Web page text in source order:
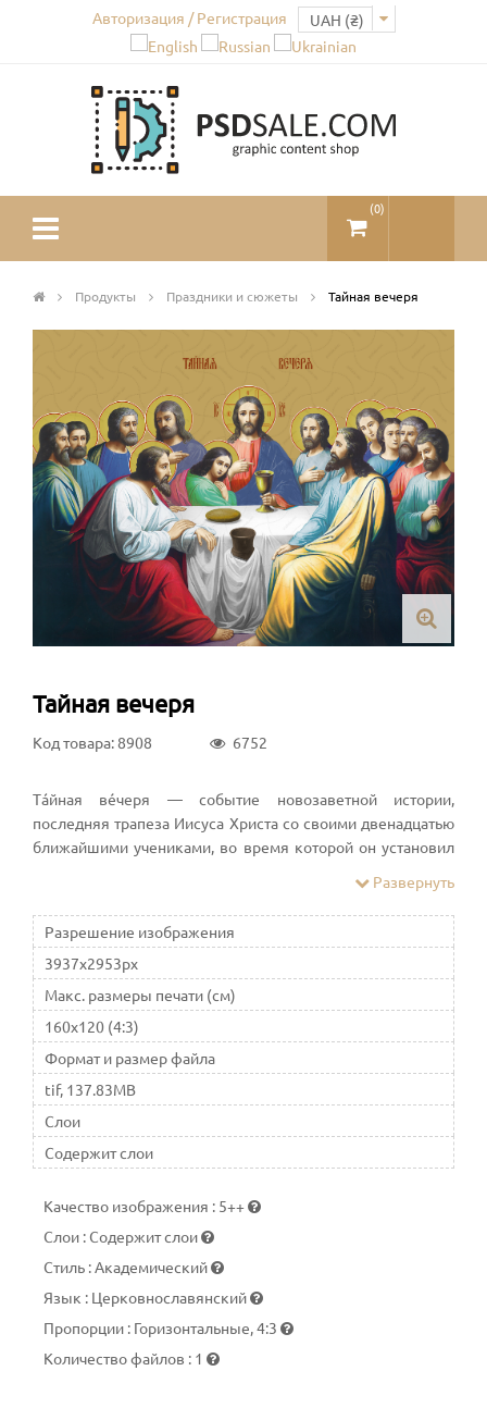
Авторизация / Регистрация
(0)
Продукты Праздники и сюжеты Тайная вечеря
Тайная вечеря
Код товара: 8908 6752
Тáйная вéчеря — событие новозаветной истории,
последняя трапеза Иисуса Христа со своими двенадцатью
ближайшими учениками, во время которой он установил
христианской любви, предсказал предательство одного из
учеников и будущие судьбы христианской церкви и всего
мира
Развернуть
Разрешение изображения
3937x2953px
Макс. размеры печати (см)
160x120 (4:3)
Формат и размер файла
tif, 137.83MB
Слои
Содержит слои
Качество изображения : 5++
Слои :Содержит слои
Стиль : Академический
Язык : Церковнославянский
Пропорции : Горизонтальные, 4:3
Количество файлов : 1